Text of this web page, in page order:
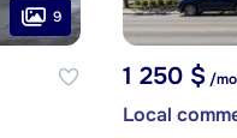
9
1 250 $/
Local